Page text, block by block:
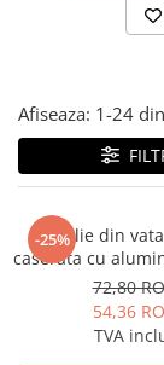
Afiseaza: 1-24 din
-25%
Cochilie din
caserata cu
50 mm,
lungime 1 ml,
72,80
54,36
TVA